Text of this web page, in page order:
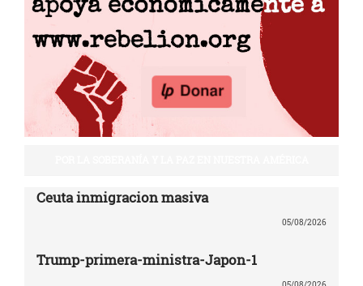
Ceuta inmigracion masiva
05/08/2026
Trump-primera-ministra-Japon-1